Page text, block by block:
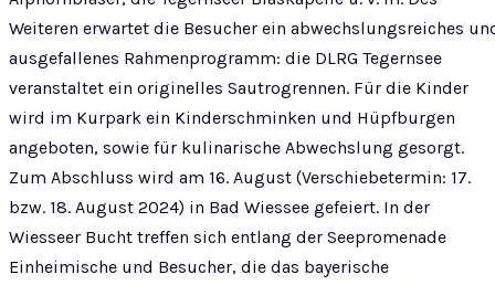
Weiteren erwartet die Besucher ein abwechslungsreiches
ausgefallenes Rahmenprogramm: die DLRG Tegernsee
veranstaltet ein originelles Sautrogrennen. Für die Kinder
wird im Kurpark ein Kinderschminken und Hüpfburgen
angeboten, sowie für kulinarische Abwechslung gesorgt.
Zum Abschluss wird am 16. August (Verschiebetermin: 17.
bzw. 18. August 2024) in Bad Wiessee gefeiert. In der
Wiesseer Bucht treffen sich entlang der Seepromenade
Einheimische und Besucher, die das bayerische